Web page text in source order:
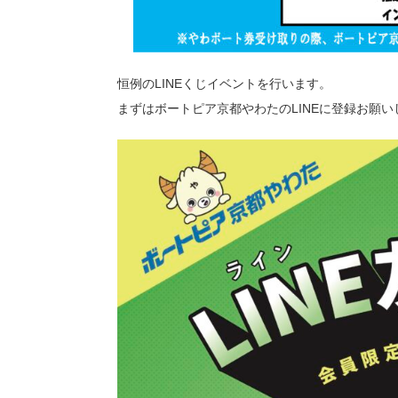
恒例のLINEくじイベントを行います。
まずはボートピア京都やわたのLINEに登録お願い